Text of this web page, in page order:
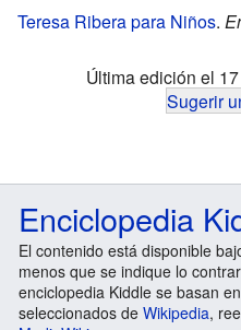
Teresa Ribera para Niños.
Última edición el
Sugerir
Enciclopedia
El contenido está disponible
menos que se indique lo
enciclopedia Kiddle se basan
seleccionados de Wikipedia,